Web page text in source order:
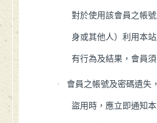
對於使用該會員之帳
身或其他人）利用本
有行為及結果，會員
· 會員之帳號及密碼遺失
盜用時，應立即通知